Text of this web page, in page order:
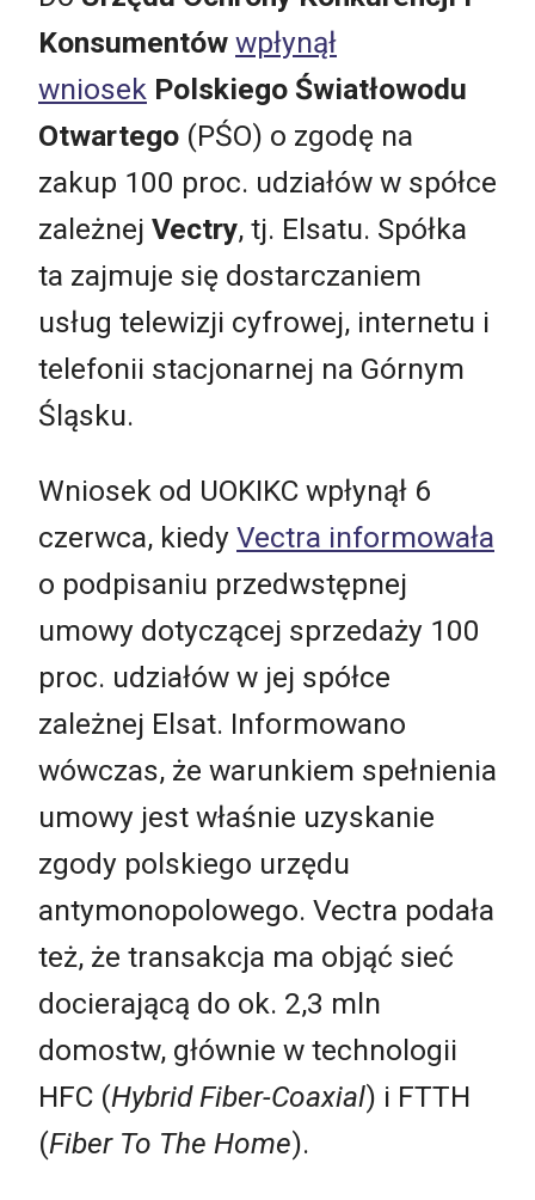
Konsumentów wpłynął
wniosek Polskiego Światłowodu
Otwartego (PŚO) o zgodę na
zakup 100 proc. udziałów w spółce
zależnej Vectry, tj. Elsatu. Spółka
ta zajmuje się dostarczaniem
usług telewizji cyfrowej, internetu i
telefonii stacjonarnej na Górnym
Śląsku.
Wniosek od UOKIKC wpłynął 6
czerwca, kiedy Vectra informowała
o podpisaniu przedwstępnej
umowy dotyczącej sprzedaży 100
proc. udziałów w jej spółce
zależnej Elsat. Informowano
wówczas, że warunkiem spełnienia
umowy jest właśnie uzyskanie
zgody polskiego urzędu
antymonopolowego. Vectra podała
też, że transakcja ma objąć sieć
docierającą do ok. 2,3 mln
domostw, głównie w technologii
HFC (Hybrid Fiber-Coaxial) i FTTH
(Fiber To The Home).